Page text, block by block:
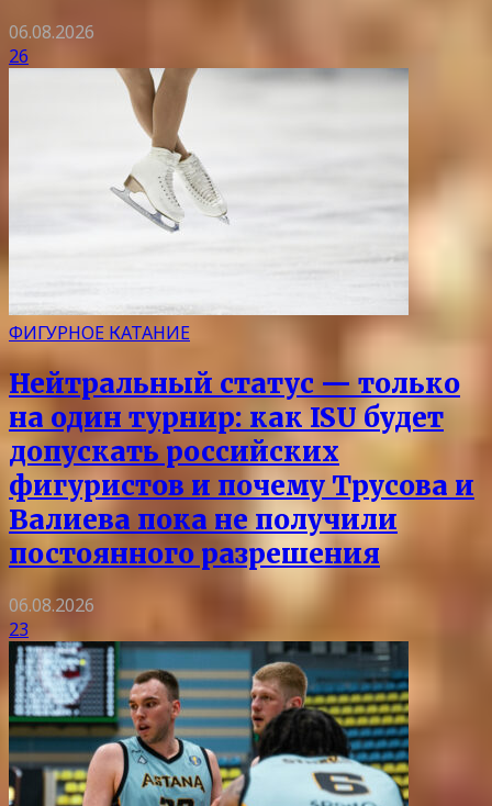
06.08.2026
26
ФИГУРНОЕ КАТАНИЕ
Нейтральный статус — только
на один турнир: как ISU будет
допускать российских
фигуристов и почему Трусова и
Валиева пока не получили
постоянного разрешения
06.08.2026
23